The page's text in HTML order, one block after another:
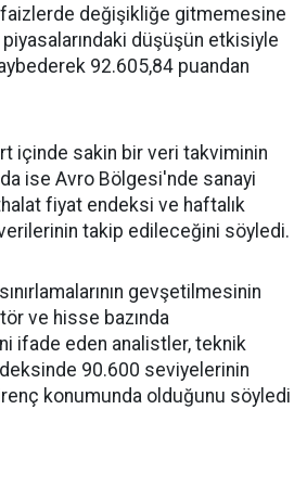
faizlerde değişikliğe gitmemesine
düşüşün etkisiyle
92.605,84 puandan
içinde sakin bir veri takviminin
ise Avro Bölgesi'nde sanayi
fiyat endeksi ve haftalık
takip edileceğini söyledi.
gevşetilmesinin
ve hisse bazında
ifade eden analistler, teknik
90.600 seviyelerinin
konumunda olduğunu söyledi